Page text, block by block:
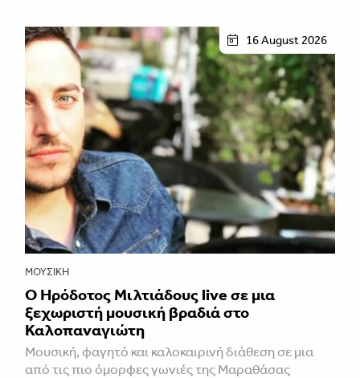
16 August 2026
ΜΟΥΣΙΚΉ
Ο Ηρόδοτος Μιλτιάδους live σε μια
ξεχωριστή μουσική βραδιά στο
Καλοπαναγιώτη
Μουσική, φαγητό και καλοκαιρινή διάθεση σε μια
από τις πιο όμορφες γωνιές της Μαραθάσας